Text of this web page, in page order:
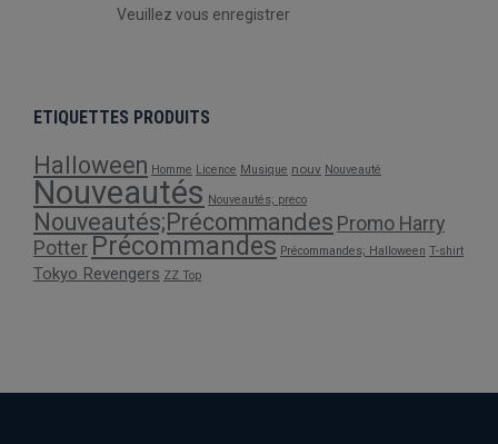
Veuillez vous enregistrer
ETIQUETTES PRODUITS
Halloween Homme Licence Musique nouv Nouveauté
Nouveautés Nouveautés; preco
Nouveautés;Précommandes Promo Harry
Potter Précommandes Précommandes; Halloween T-shirt
Tokyo Revengers ZZ Top